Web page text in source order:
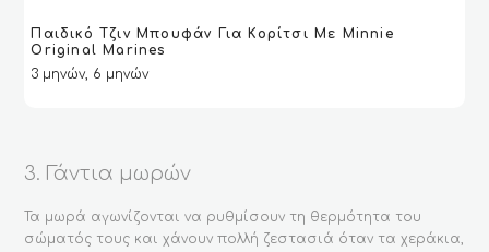
VIEW
VIEW
ΔΙΑΒΆΣΤΕ ΠΕΡΙΣΣΌΤΕΡΑ
ΔΙΑΒΆΣΤΕ ΠΕΡΙΣΣΌΤΕΡΑ
Παιδικό Τζιν Μπουφάν Για Κορίτσι Με Minnie
Original Marines
3 μηνών, 6 μηνών
3. Γάντια μωρών
Τα μωρά αγωνίζονται να ρυθμίσουν τη θερμότητα του
σώματός τους και χάνουν πολλή ζεστασιά όταν τα χεράκια,